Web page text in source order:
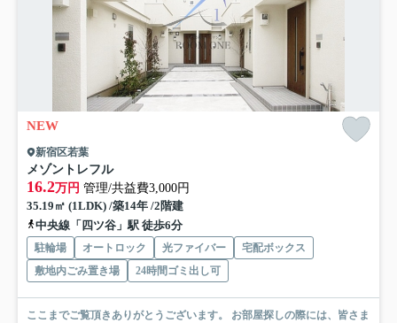
NEW
新宿区若葉
メゾントレフル
16.2万円 管理/共益費3,000円
35.19㎡ (1LDK) /築14年 /2階建
中央線「四ツ谷」駅 徒歩6分
駐輪場 オートロック 光ファイバー
宅配ボックス
敷地内ごみ置き場
24時間ゴミ出し可
ここまでご覧頂きありがとうございます。 お部屋探しの際には、皆さま